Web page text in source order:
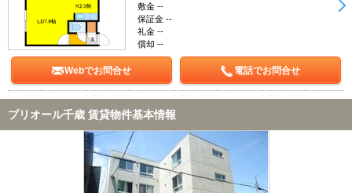
敷金 --
保証金 --
礼金 --
償却 --
Webでお問合せ 電話でお問合せ
プリオール千歳 賃貸物件基本情報